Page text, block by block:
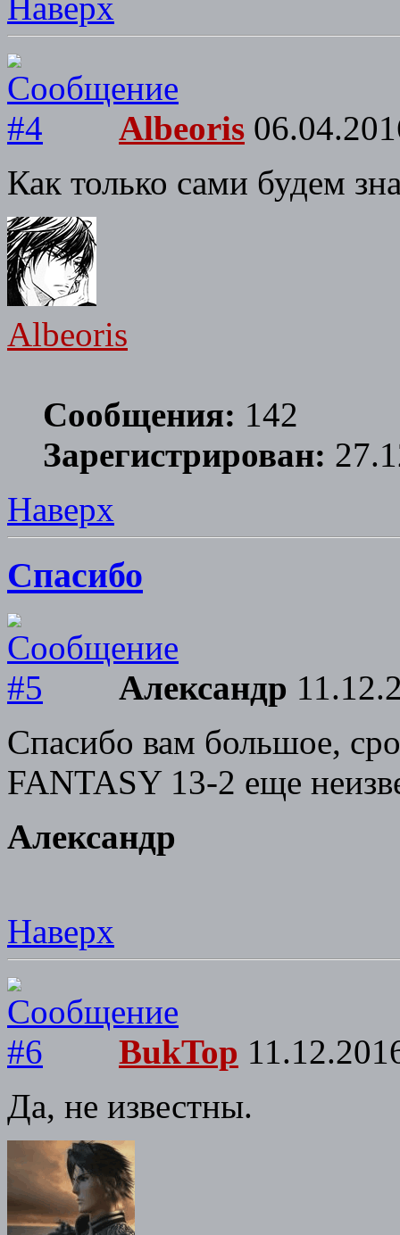
Albeoris
Как только сами будем
Albeoris
Сообщения: 142
Зарегистрирован:
Наверх
Спасибо
Александр
Спасибо вам большое,
FANTASY 13-2 еще
Александр
Наверх
BukTop
Да, не известны.